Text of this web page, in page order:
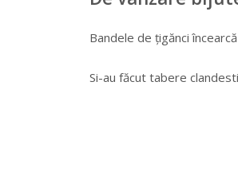
Bandele de țigănci
Si-au făcut tabere